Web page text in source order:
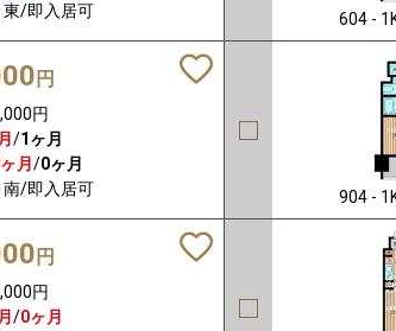
東/即入居可 604 -
円
円
/1ヶ月
月 /0ヶ月
南/即入居可 904 -
円
円
/0ヶ月